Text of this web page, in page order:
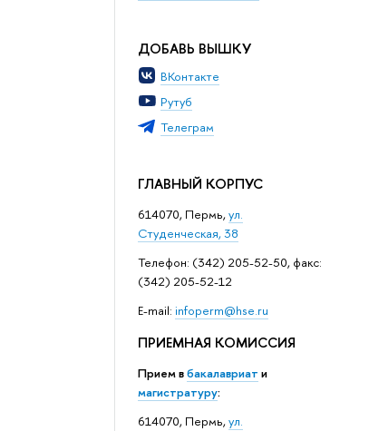
ДОБАВЬ ВЫШКУ
ВКонтакте
Рутуб
Телеграм
ГЛАВНЫЙ КОРПУС
614070, Пермь,ул.
Студенческая, 38
Телефон: (342) 205-52-50, факс:
(342) 205-52-12
Е-mail: infoperm@hse.ru
ПРИЕМНАЯ КОМИССИЯ
Прием вбакалавриат и
магистратуру:
614070, Пермь,ул.